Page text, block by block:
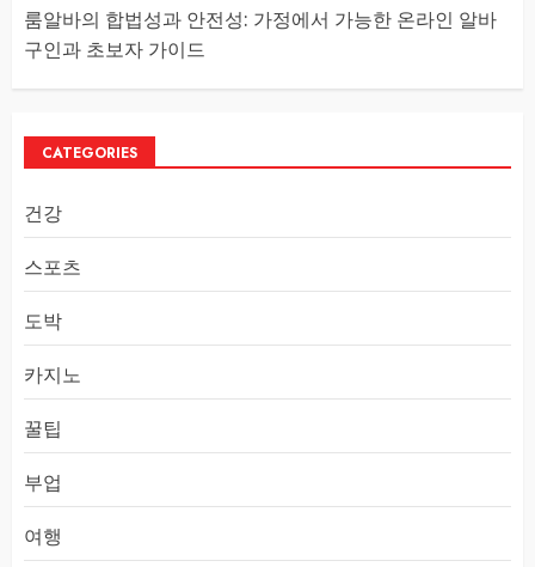
룸알바의 합법성과 안전성: 가정에서 가능한 온라인 알바
구인과 초보자 가이드
CATEGORIES
건강
스포츠
도박
카지노
꿀팁
부업
여행